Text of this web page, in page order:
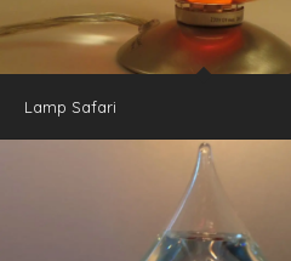
Lamp Safari